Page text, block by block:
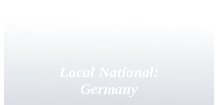
Local National:
Germany